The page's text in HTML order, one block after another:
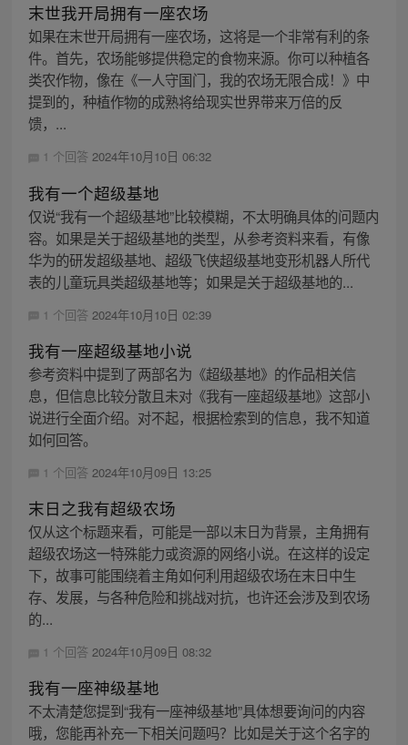
末世我开局拥有一座农场
如果在末世开局拥有一座农场，这将是一个非常有利的条
件。首先，农场能够提供稳定的食物来源。你可以种植各
类农作物，像在《一人守国门，我的农场无限合成！》中
提到的，种植作物的成熟将给现实世界带来万倍的反
馈，...
1 个回答 2024年10月10日 06:32
我有一个超级基地
仅说“我有一个超级基地”比较模糊，不太明确具体的问题内
容。如果是关于超级基地的类型，从参考资料来看，有像
华为的研发超级基地、超级飞侠超级基地变形机器人所代
表的儿童玩具类超级基地等；如果是关于超级基地的...
1 个回答 2024年10月10日 02:39
我有一座超级基地小说
参考资料中提到了两部名为《超级基地》的作品相关信
息，但信息比较分散且未对《我有一座超级基地》这部小
说进行全面介绍。对不起，根据检索到的信息，我不知道
如何回答。
1 个回答 2024年10月09日 13:25
末日之我有超级农场
仅从这个标题来看，可能是一部以末日为背景，主角拥有
超级农场这一特殊能力或资源的网络小说。在这样的设定
下，故事可能围绕着主角如何利用超级农场在末日中生
存、发展，与各种危险和挑战对抗，也许还会涉及到农场
的...
1 个回答 2024年10月09日 08:32
我有一座神级基地
不太清楚您提到“我有一座神级基地”具体想要询问的内容
哦，您能再补充一下相关问题吗？比如是关于这个名字的